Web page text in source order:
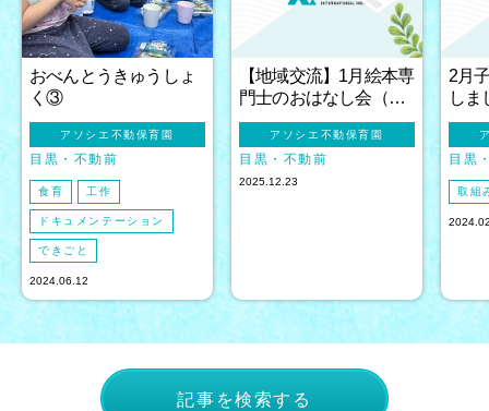
おべんとうきゅうしょ
く③
アソシエ不動保育園
目黒 不動前
食育 工作
ドキュメンテーション
できごと
2024.06.12
【地域交流】1月絵本専
門士のおはなし会（…
アソシエ不動保育園
目黒 不動前
2025.12.23
2月
しま
目黒
取組
記事を検索する